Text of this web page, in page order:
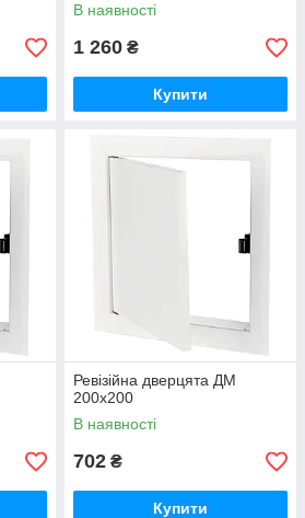
В наявності
1 260 ₴
Купити
Ревізійна дверцята ДМ
200х200
В наявності
702 ₴
Купити